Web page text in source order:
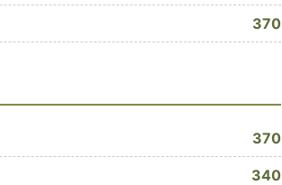
370
370
340